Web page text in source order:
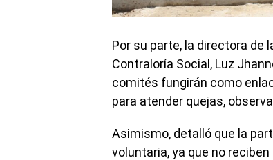
Por su parte, la directora de
Contraloría Social, Luz
comités fungirán como
para atender quejas,
Asimismo, detalló que la
voluntaria, ya que no